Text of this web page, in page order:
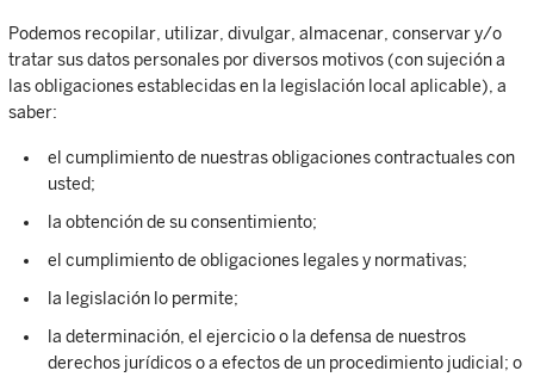
Podemos recopilar, utilizar, divulgar, almacenar, conservar y/o
tratar sus datos personales por diversos motivos (con sujeción a
las obligaciones establecidas en la legislación local aplicable), a
saber:
el cumplimiento de nuestras obligaciones contractuales con
usted;
la obtención de su consentimiento;
el cumplimiento de obligaciones legales y normativas;
la legislación lo permite;
la determinación, el ejercicio o la defensa de nuestros
derechos jurídicos o a efectos de un procedimiento judicial; o